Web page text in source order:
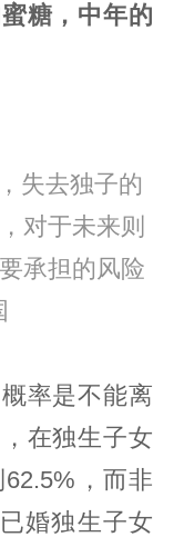
糖，中年的
失去独子的
对于未来则
承担的风险
率是不能离
在独生子女
，而非
婚独生子女